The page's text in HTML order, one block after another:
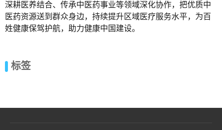
深耕医养结合、传承中医药事业等领域深化协作，把优质中
医药资源送到群众身边，持续提升区域医疗服务水平，为百
姓健康保驾护航，助力健康中国建设。
标签